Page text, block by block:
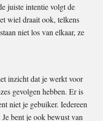
juiste intentie volgt de
wiel draait ook, telkens
niet los van elkaar, ze
inzicht dat je werkt voor
gevolgen hebben. Er is
niet je gebuiker. Iedereen
bent je ook bewust van